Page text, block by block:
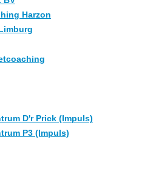
Harzon
D'r Prick (Impuls)
P3 (Impuls)